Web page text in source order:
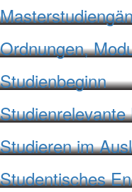
Ordnungen,
Studienbeginn
Studienrelevante
Studieren im
Studentisches